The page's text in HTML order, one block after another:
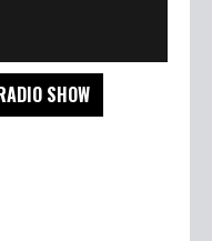
SHOW